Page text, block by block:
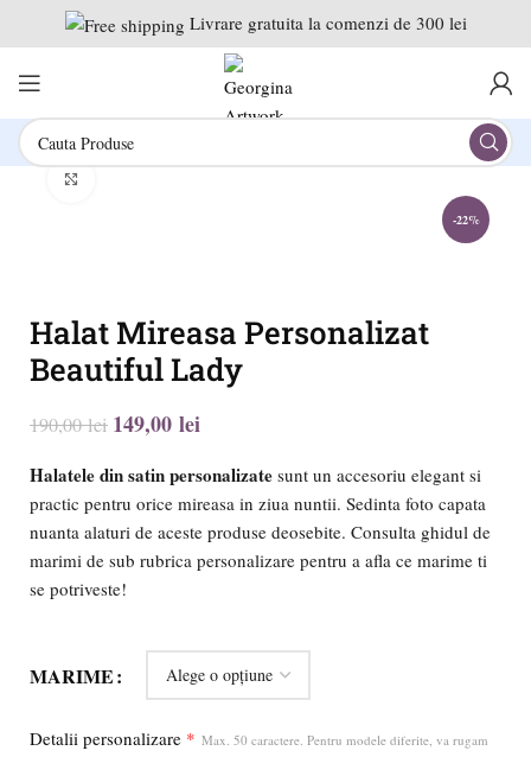
Livrare gratuita la comenzi de 300 lei
-22%
Halat Mireasa Personalizat
Beautiful Lady
190,00lei 149,00 lei
Halatele din satin personalizate sunt un accesoriu elegant si
practic pentru orice mireasa in ziua nuntii. Sedinta foto capata
nuanta alaturi de aceste produse deosebite. Consulta ghidul de
marimi de sub rubrica personalizare pentru a afla ce marime ti
se potriveste!
MARIME
Detalii personalizare * Max. 50 caractere. Pentru modele diferite, va rugam